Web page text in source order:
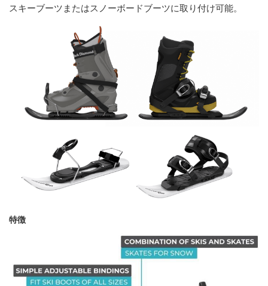
スキーブーツまたはスノーボードブーツに取り付け可能。
特徴